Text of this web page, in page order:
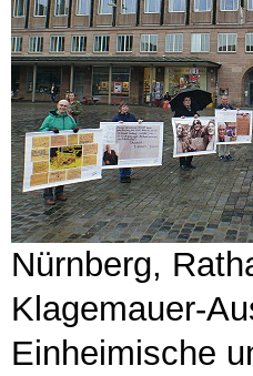
Nürnberg,
Klagemauer-
Einheimische